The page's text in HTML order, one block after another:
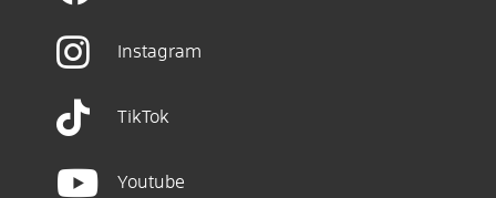
Instagram
TikTok
Youtube